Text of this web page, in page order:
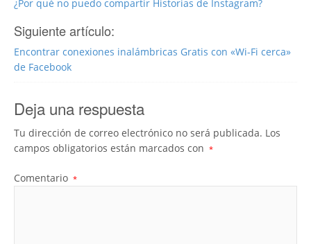
¿Por qué no puedo compartir Historias de Instagram?
Siguiente artículo:
Encontrar conexiones inalámbricas Gratis con «Wi-Fi cerca»
de Facebook
Deja una respuesta
Tu dirección de correo electrónico no será publicada. Los
campos obligatorios están marcados con *
Comentario *